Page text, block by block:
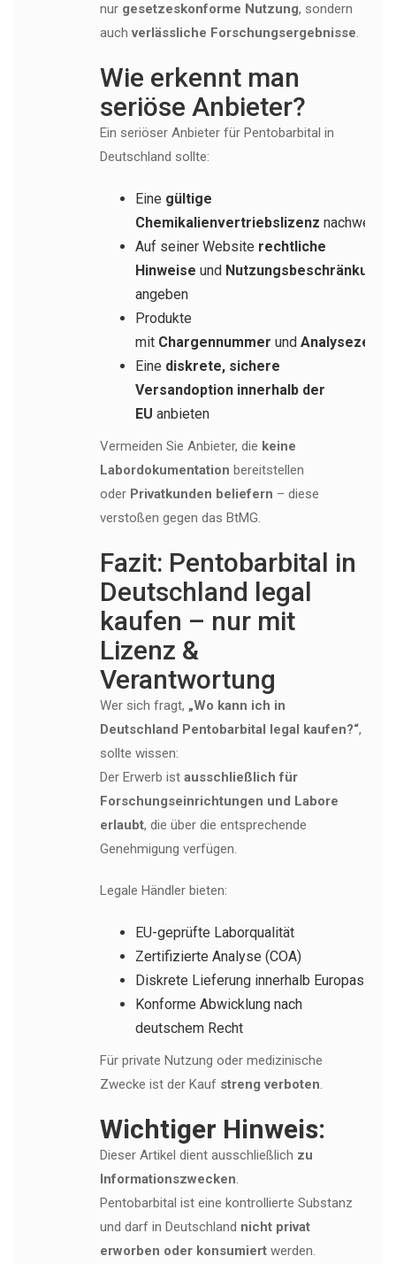
nur gesetzeskonforme Nutzung, sondern
auchverlässliche Forschungsergebnisse.
Wie erkennt man
seriöse Anbieter?
Ein seriöser Anbieter für Pentobarbital in
Deutschland sollte:
Eine gültige
Chemikalienvertriebslizenz nachweisen
Auf seiner Website rechtliche
Hinweise und
angeben
Produkte
mit Chargennummer und
Eine diskrete, sichere
Versandoption innerhalb der
EU anbieten
Vermeiden Sie Anbieter, die keine
Labordokumentation bereitstellen
oder Privatkunden beliefern – diese
verstoßen gegen das BtMG.
Fazit: Pentobarbital in
Deutschland legal
kaufen – nur mit
Lizenz &
Verantwortung
Wer sich fragt, „Wo kann ich in
Deutschland Pentobarbital legal kaufen?“,
sollte wissen:
Der Erwerb ist ausschließlich für
Forschungseinrichtungen und Labore
erlaubt, die über die entsprechende
Genehmigung verfügen.
Legale Händler bieten:
EU-geprüfte Laborqualität
Zertifizierte Analyse (COA)
Diskrete Lieferung innerhalb Europas
Konforme Abwicklung nach
deutschem Recht
Für private Nutzung oder medizinische
Zwecke ist der Kauf streng verboten.
Wichtiger Hinweis:
Dieser Artikel dient ausschließlich zu
Informationszwecken.
Pentobarbital ist eine kontrollierte Substanz
und darf in Deutschland nicht privat
erworben oder konsumiertwerden.